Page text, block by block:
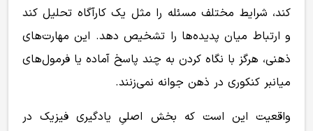
کند، شرایط مختلف مسئله را مثل یک کارآگاه تحلیل کند
و ارتباط میان پدیده‌ها را تشخیص دهد. این مهارت‌های
ذهنی، هرگز با نگاه کردن به چند پاسخ آماده یا فرمول‌های
میانبر کنکوری در ذهن جوانه نمی‌زنند.
واقعیت این است که بخش اصلیِ یادگیری فیزیک در